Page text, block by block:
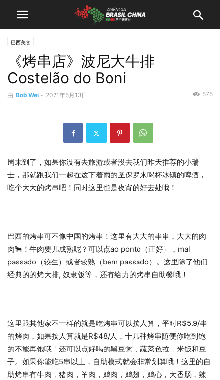
巴西美食
《烤串店》波尼大牛排
Costelão do Boni
由 Bob Wei - 2021年5月13日 575
周末到了，如果你没有去旅游或者没去我们昨天推荐的小瑞
士，那就跟我们一起在这下着雨的圣保罗来喝杯冰镇的啤酒，
吃个大大的烤串吧！同时这里也是夜宵的好去处哦！
巴西的烤串可不像中国的烤串！这里有大大的串串，大大的肉
肉🐂！牛肉要几成熟呢？可以点ao ponto（正好），mal
passado（较生）或者较熟（bem passado）。这里除了他们
经典的的烤大排, 奴隶饭等，还有给力的烤串自助餐哦！
这里跟其他家不一样的就是吃烤串可以按人算，平时R$5.9/串
的烤肉，如果按人算就是R$48/人，十几种烤串随便你吃到饱
的不能再饱哦！还可以点好喝的黑豆粥，蔬菜色拉，米饭和豆
子。如果你能吃5串以上，自助模式就会非常划算哦！这里的自
助烤串有牛肉，猪肉，羊肉，鸡肉，鸡翅，鸡心，大香肠，辣